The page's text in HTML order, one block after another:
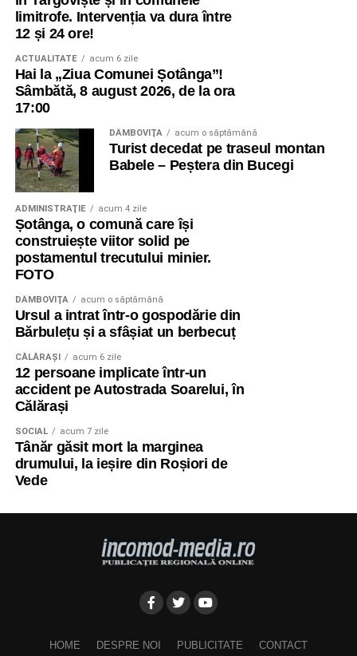
limitrofe. Intervenția va dura între
12 și 24 ore!
ACTUALITATE acum 6 zile
Hai la „Ziua Comunei Șotânga”!
Sâmbătă, 8 august 2026, de la ora
17:00
DÂMBOVIŢA acum o săptămână
Turist decedat pe traseul montan
Babele – Peștera din Bucegi
ADMINISTRAŢIE acum 4 zile
Șotânga, o comună care își
construiește viitor solid pe
postamentul trecutului minier.
FOTO
DÂMBOVIŢA acum o săptămână
Ursul a intrat într-o gospodărie din
Bărbulețu și a sfâșiat un berbecuț
CĂLĂRAŞI acum 6 zile
12 persoane implicate într-un
accident pe Autostrada Soarelui, în
Călărași
SOCIAL acum 7 zile
Tânăr găsit mort la marginea
drumului, la ieșire din Roșiori de
Vede
HOME DESPRE NOI PUBLICITATE CONTACT